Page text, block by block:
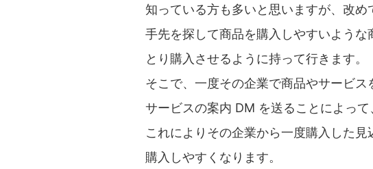
知っている方も多いと思いますが、改
手先を探して商品を購入しやすいよう
とり購入させるように持って行きます。
そこで、一度その企業で商品やサービ
サービスの案内 DM を送ることによっ
これによりその企業から一度購入した
購入しやすくなります。